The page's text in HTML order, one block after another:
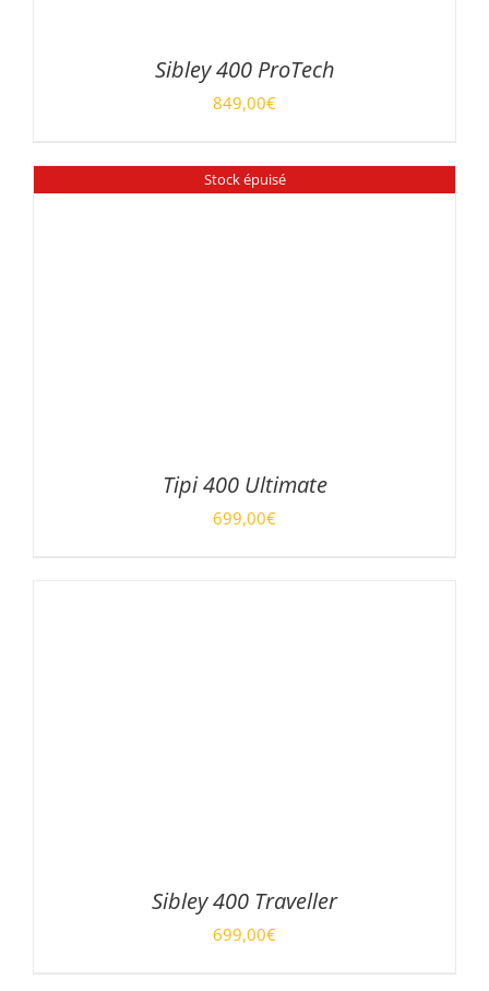
DÉTAILS
Sibley 400 ProTech
849,00€
Stock épuisé
Tipi 400 Ultimate
699,00€
Sibley 400 Traveller
699,00€